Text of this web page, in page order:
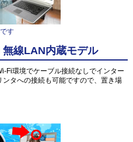
す
線LAN内蔵モデル
Fi環境でケーブル接続なしでインター
タへの接続も可能ですので、置き場